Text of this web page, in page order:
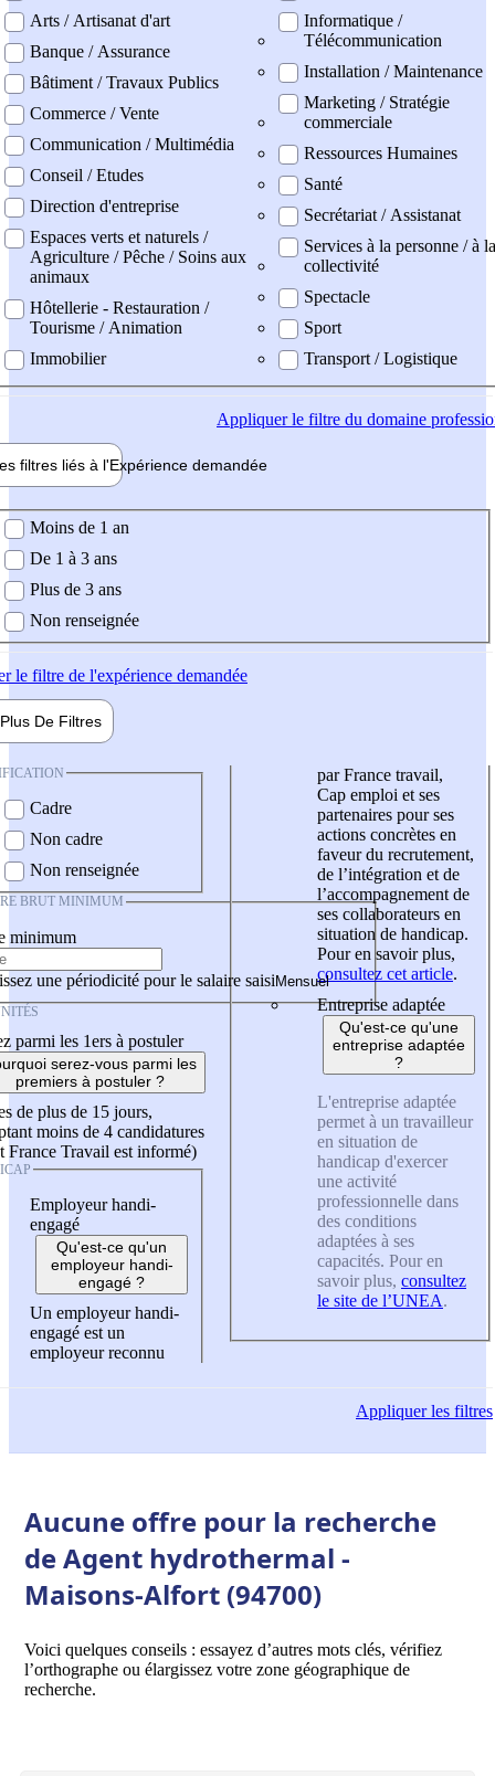
Arts / Artisanat d'art
Banque / Assurance
Bâtiment / Travaux Publics
Commerce / Vente
Communication / Multimédia
Conseil / Etudes
Direction d'entreprise
Espaces verts et naturels /
Agriculture / Pêche / Soins aux
animaux
Hôtellerie - Restauration /
Tourisme / Animation
Immobilier
Informatique /
Télécommunication
Installation / Maintenance
Marketing / Stratégie
commerciale
Ressources Humaines
Santé
Secrétariat / Assistanat
Services à la personne / à la
collectivité
Spectacle
Sport
Transport / Logistique
Appliquerle filtre du domaine
filtres liés à l'Expérience demandée
demandée
Moins de 1 an
De 1 à 3 ans
Plus de 3 ans
Non renseignée
le filtre de l'expérience demandée
Plus De Filtres
Cadre
Non cadre
Non renseignée
BRUT MINIMUM
minimum
une périodicité pour le salaire saisi
parmi les 1ers à postuler
serez-vous parmi les
premiers à postuler ?
de plus de 15 jours,
moins de 4 candidatures
France Travail est informé)
Employeur handi-
engagé
Qu'est-ce qu'un
employeur handi-
engagé ?
Un employeur handi-
engagé est un
employeur reconnu
par France travail,
Cap emploi et ses
partenaires pour ses
actions concrètes en
faveur du recrutement,
de l’intégration et de
l’accompagnement de
ses collaborateurs en
situation de handicap.
Pour en savoir plus,
consultez cet article.
Entreprise adaptée
Qu'est-ce qu'une
entreprise adaptée
?
L'entreprise adaptée
permet à un travailleur
en situation de
handicap d'exercer
une activité
professionnelle dans
des conditions
adaptées à ses
capacités. Pour en
savoir plus, consultez
le site de l’UNEA.
Appliquerles filtres
Aucune offre pour la recherche
de Agent hydrothermal -
Maisons-Alfort (94700)
Voici quelques conseils : essayez d’autres mots clés, vérifiez
l’orthographe ou élargissez votre zone géographique de
recherche.